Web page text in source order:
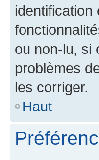
identification
ou non-lu, si
problèmes
les corriger.
Haut